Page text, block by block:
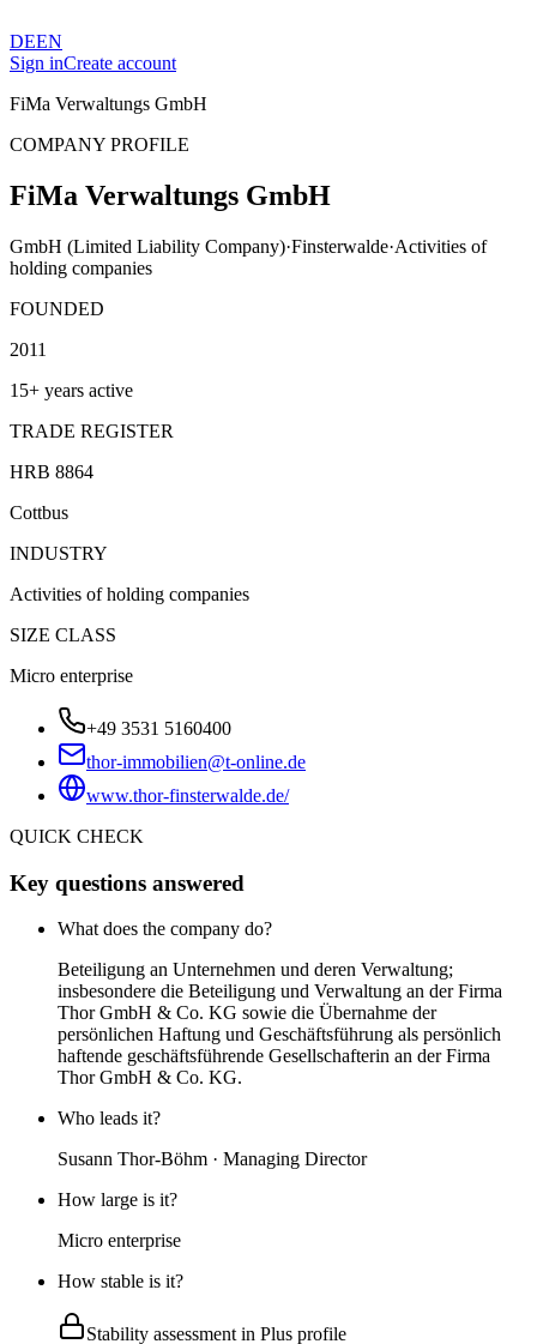
DEEN
Sign inCreate account
FiMa Verwaltungs GmbH
COMPANY PROFILE
FiMa Verwaltungs GmbH
GmbH (Limited Liability Company)·Finsterwalde·Activities of
holding companies
FOUNDED
2011
15+ years active
TRADE REGISTER
HRB 8864
Cottbus
INDUSTRY
Activities of holding companies
SIZE CLASS
Micro enterprise
+49 3531 5160400
thor-immobilien@t-online.de
www.thor-finsterwalde.de/
QUICK CHECK
Key questions answered
What does the company do?
Beteiligung an Unternehmen und deren Verwaltung;
insbesondere die Beteiligung und Verwaltung an der Firma
Thor GmbH & Co. KG sowie die Übernahme der
persönlichen Haftung und Geschäftsführung als persönlich
haftende geschäftsführende Gesellschafterin an der Firma
Thor GmbH & Co. KG.
Who leads it?
Susann Thor-Böhm · Managing Director
How large is it?
Micro enterprise
How stable is it?
Stability assessment in Plus profile